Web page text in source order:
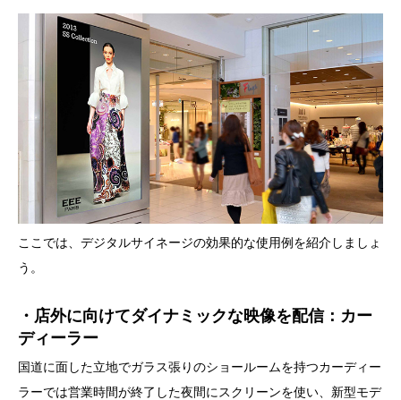
ここでは、デジタルサイネージの効果的な使用例を紹介しましょ
う。
・店外に向けてダイナミックな映像を配信：カー
ディーラー
国道に面した立地でガラス張りのショールームを持つカーディー
ラーでは営業時間が終了した夜間にスクリーンを使い、新型モデ